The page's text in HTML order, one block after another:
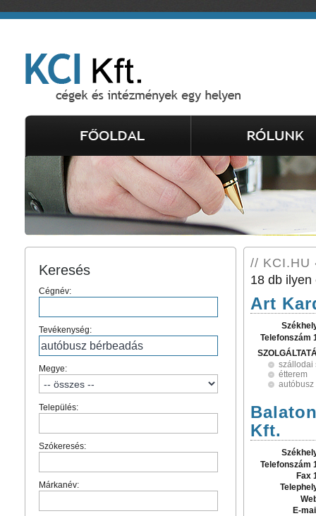
Keresés
Cégnév:
Tevékenység:
Megye:
Település:
Szókeresés:
Márkanév:
// KCI.HU
18 db ilyen
Art
Telefonszám
szállodai
étterem
Kft.
Telefonszám
Fax
E-